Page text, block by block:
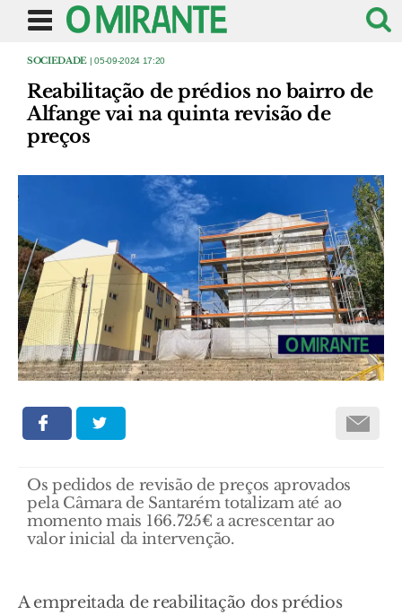
SOCIEDADE | 05-09-2024 17:20
Reabilitação de prédios no bairro de
Alfange vai na quinta revisão de
preços
Os pedidos de revisão de preços aprovados
pela Câmara de Santarém totalizam até ao
momento mais 166.725€ a acrescentar ao
valor inicial da intervenção.
A empreitada de reabilitação dos prédios